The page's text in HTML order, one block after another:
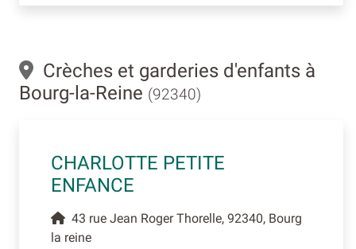
Crèches et garderies d'enfants à
Bourg-la-Reine (92340)
CHARLOTTE PETITE
ENFANCE
43 rue Jean Roger Thorelle, 92340, Bourg
la reine